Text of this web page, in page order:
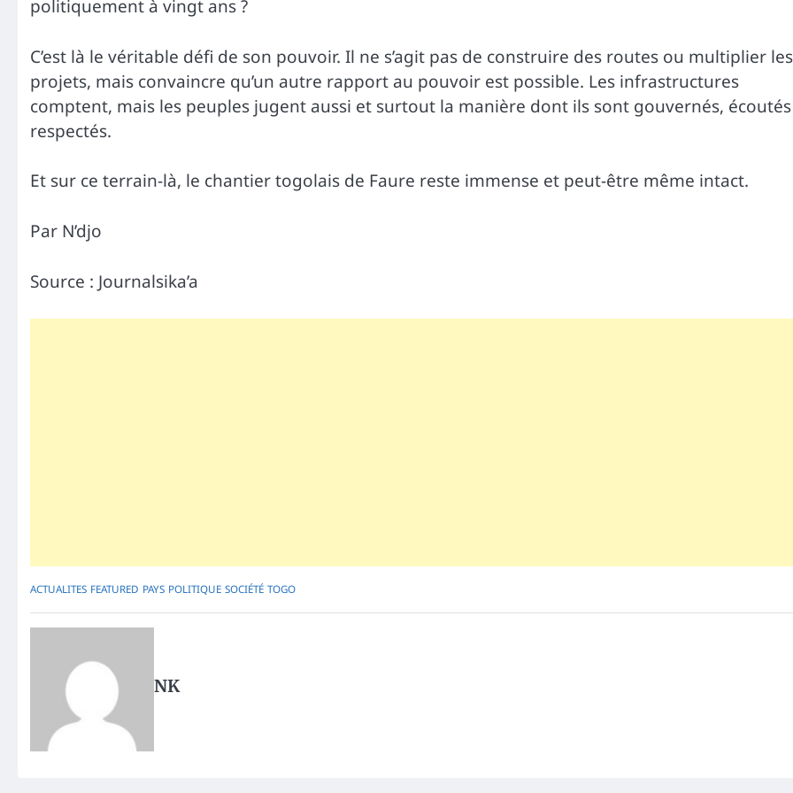
politiquement à vingt ans ?
C’est là le véritable défi de son pouvoir. Il ne s’agit pas de construire des routes ou multiplier les
projets, mais convaincre qu’un autre rapport au pouvoir est possible. Les infrastructures
comptent, mais les peuples jugent aussi et surtout la manière dont ils sont gouvernés,
respectés.
Et sur ce terrain-là, le chantier togolais de Faure reste immense et peut-être même intact.
Par N’djo
Source : Journalsika’a
ACTUALITES FEATURED PAYS POLITIQUE SOCIÉTÉ TOGO
NK